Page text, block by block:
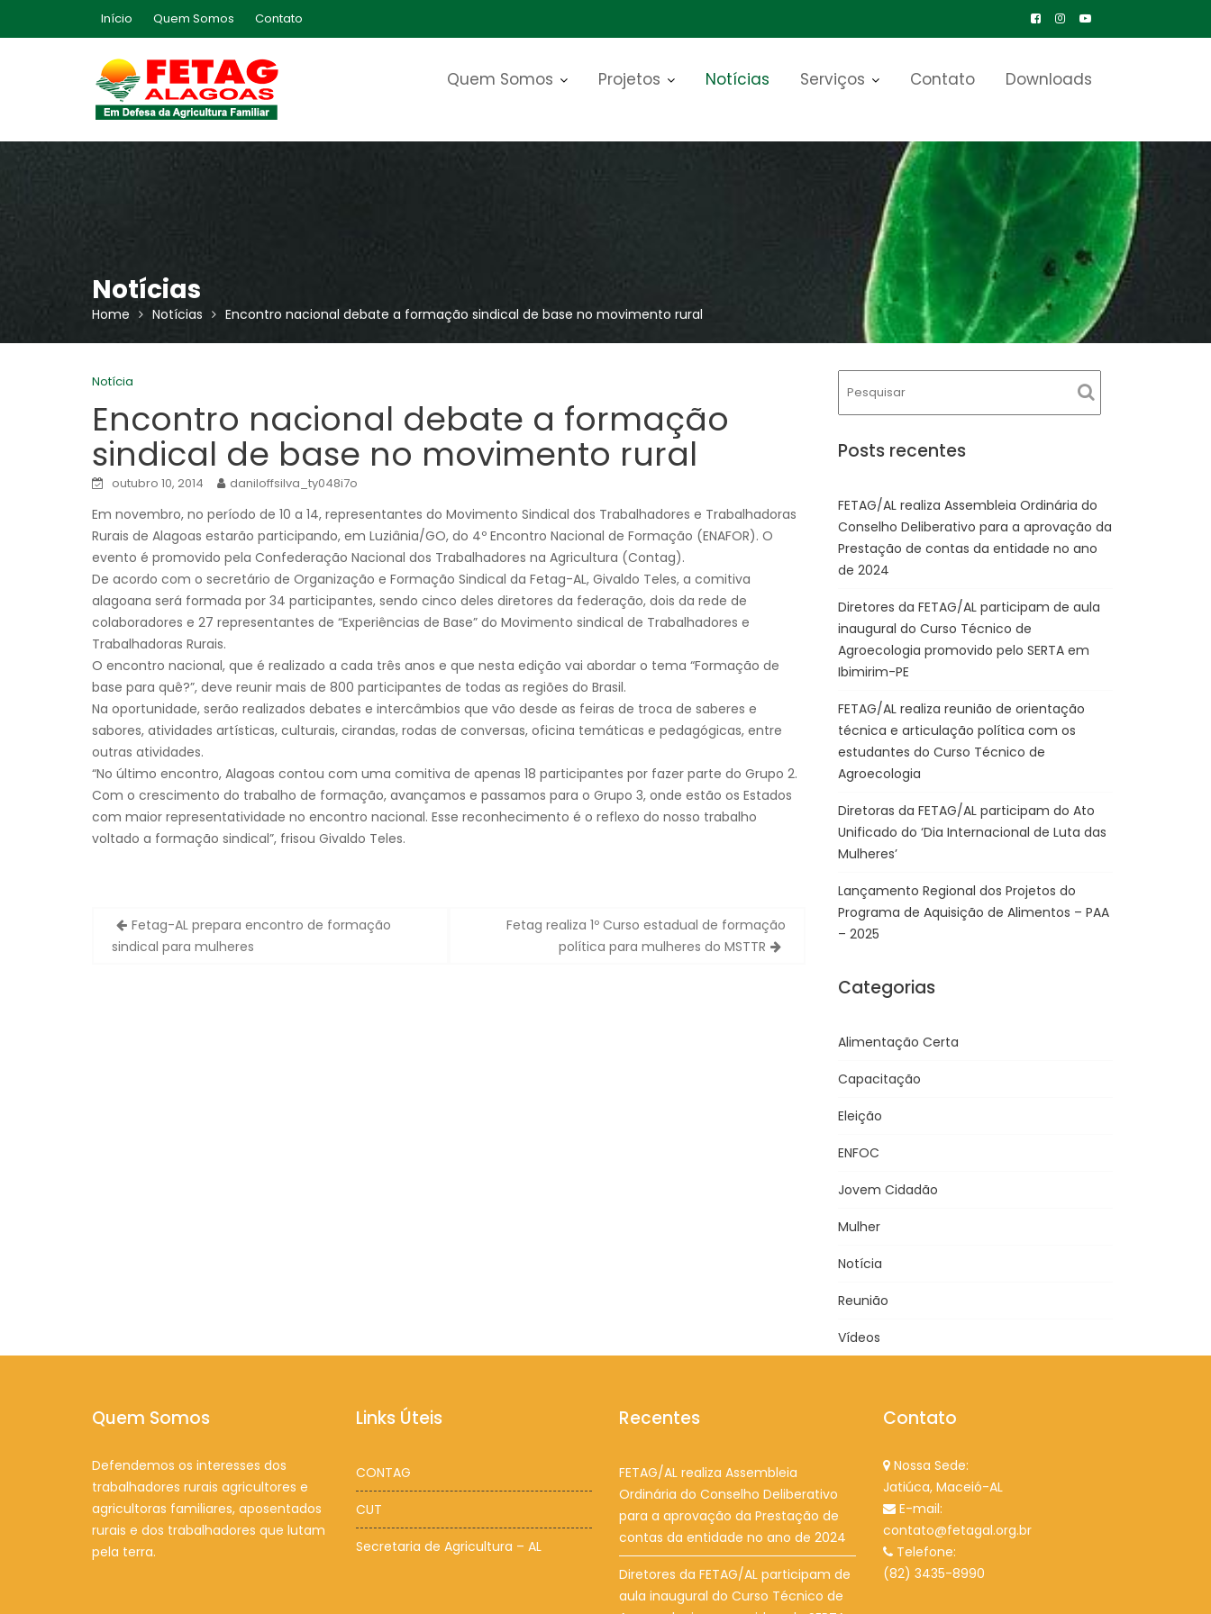
Início Quem Somos Contato
Quem Somos Projetos Notícias Serviços Contato Downloads
Notícias
Home Notícias Encontro nacional debate a formação sindical de base no movimento rural
Notícia
Encontro nacional debate a formação
sindical de base no movimento rural
outubro 10, 2014 daniloffsilva_ty048i7o
Em novembro, no período de 10 a 14, representantes do Movimento Sindical dos Trabalhadores e Trabalhadoras
Rurais de Alagoas estarão participando, em Luziânia/GO, do 4º Encontro Nacional de Formação (ENAFOR). O
evento é promovido pela Confederação Nacional dos Trabalhadores na Agricultura (Contag).
De acordo com o secretário de Organização e Formação Sindical da Fetag-AL, Givaldo Teles, a comitiva
alagoana será formada por 34 participantes, sendo cinco deles diretores da federação, dois da rede de
colaboradores e 27 representantes de “Experiências de Base” do Movimento sindical de Trabalhadores e
Trabalhadoras Rurais.
O encontro nacional, que é realizado a cada três anos e que nesta edição vai abordar o tema “Formação de
base para quê?”, deve reunir mais de 800 participantes de todas as regiões do Brasil.
Na oportunidade, serão realizados debates e intercâmbios que vão desde as feiras de troca de saberes e
sabores, atividades artísticas, culturais, cirandas, rodas de conversas, oficina temáticas e pedagógicas, entre
outras atividades.
“No último encontro, Alagoas contou com uma comitiva de apenas 18 participantes por fazer parte do Grupo 2.
Com o crescimento do trabalho de formação, avançamos e passamos para o Grupo 3, onde estão os Estados
com maior representatividade no encontro nacional. Esse reconhecimento é o reflexo do nosso trabalho
voltado a formação sindical”, frisou Givaldo Teles.
Navegação
de
Fetag-AL prepara encontro de formação
sindical para mulheres
Fetag realiza 1º Curso estadual de formação
política para mulheres do MSTTR
Posts recentes
FETAG/AL realiza Assembleia Ordinária do
Conselho Deliberativo para a aprovação da
Prestação de contas da entidade no ano
de 2024
Diretores da FETAG/AL participam de aula
inaugural do Curso Técnico de
Agroecologia promovido pelo SERTA em
Ibimirim-PE
FETAG/AL realiza reunião de orientação
técnica e articulação política com os
estudantes do Curso Técnico de
Agroecologia
Diretoras da FETAG/AL participam do Ato
Unificado do ‘Dia Internacional de Luta das
Mulheres’
Lançamento Regional dos Projetos do
Programa de Aquisição de Alimentos – PAA
– 2025
Categorias
Alimentação Certa
Capacitação
Eleição
ENFOC
Jovem Cidadão
Mulher
Notícia
Reunião
Vídeos
Quem Somos
Defendemos os interesses dos
trabalhadores rurais agricultores e
agricultoras familiares, aposentados
rurais e dos trabalhadores que lutam
pela terra.
Links Úteis
CONTAG
CUT
Secretaria de Agricultura – AL
Recentes
FETAG/AL realiza Assembleia
Ordinária do Conselho Deliberativo
para a aprovação da Prestação de
contas da entidade no ano de 2024
Diretores da FETAG/AL participam de
aula inaugural do Curso Técnico de
Contato
Nossa Sede:
Jatiúca, Maceió-AL
E-mail:
contato@fetagal.org.br
Telefone:
(82) 3435-8990